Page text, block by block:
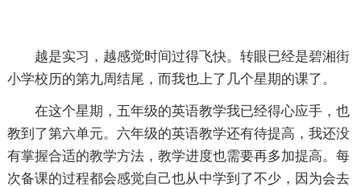
越是实习，越感觉时间过得飞快。转眼已经是碧湘街
小学校历的第九周结尾，而我也上了几个星期的课了。
在这个星期，五年级的英语教学我已经得心应手，也
教到了第六单元。六年级的英语教学还有待提高，我还没
有掌握合适的教学方法，教学进度也需要再多加提高。每
次备课的过程都会感觉自己也从中学到了不少，因为会去